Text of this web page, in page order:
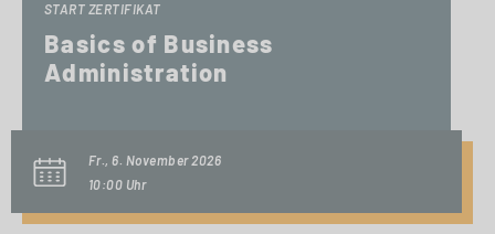
START ZERTIFIKAT
Basics of Business
Administration
Fr., 6. November 2026
10:00 Uhr